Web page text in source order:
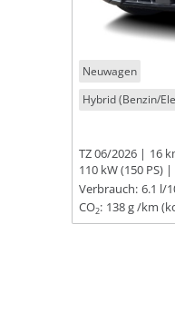
Neuwagen
Hybrid (Benzin/
TZ 06/2026
16
110 kW (150 PS)
Verbrauch: 6.1 l/
CO2: 138 g /km